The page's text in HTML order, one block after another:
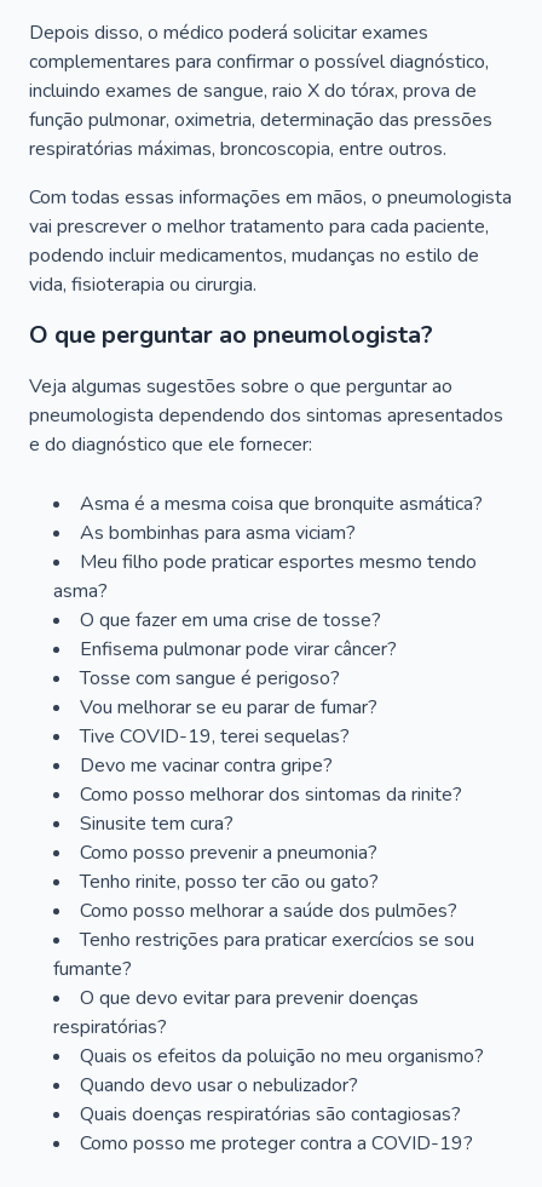
Depois disso, o médico poderá solicitar exames
complementares para confirmar o possível diagnóstico,
incluindo exames de sangue, raio X do tórax, prova de
função pulmonar, oximetria, determinação das pressões
respiratórias máximas, broncoscopia, entre outros.
Com todas essas informações em mãos, o pneumologista
vai prescrever o melhor tratamento para cada paciente,
podendo incluir medicamentos, mudanças no estilo de
vida, fisioterapia ou cirurgia.
O que perguntar ao pneumologista?
Veja algumas sugestões sobre o que perguntar ao
pneumologista dependendo dos sintomas apresentados
e do diagnóstico que ele fornecer:
Asma é a mesma coisa que bronquite asmática?
As bombinhas para asma viciam?
Meu filho pode praticar esportes mesmo tendo
asma?
O que fazer em uma crise de tosse?
Enfisema pulmonar pode virar câncer?
Tosse com sangue é perigoso?
Vou melhorar se eu parar de fumar?
Tive COVID-19, terei sequelas?
Devo me vacinar contra gripe?
Como posso melhorar dos sintomas da rinite?
Sinusite tem cura?
Como posso prevenir a pneumonia?
Tenho rinite, posso ter cão ou gato?
Como posso melhorar a saúde dos pulmões?
Tenho restrições para praticar exercícios se sou
fumante?
O que devo evitar para prevenir doenças
respiratórias?
Quais os efeitos da poluição no meu organismo?
Quando devo usar o nebulizador?
Quais doenças respiratórias são contagiosas?
Como posso me proteger contra a COVID-19?